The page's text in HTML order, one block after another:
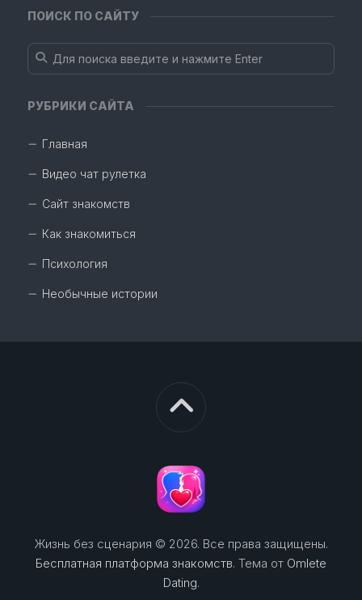
ПОИСК ПО САЙТУ
РУБРИКИ САЙТА
Главная
Видео чат рулетка
Сайт знакомств
Как знакомиться
Психология
Необычные истории
Жизнь без сценария © 2026. Все права защищены.
Бесплатная платформа знакомств. Тема от Omlete
Dating.